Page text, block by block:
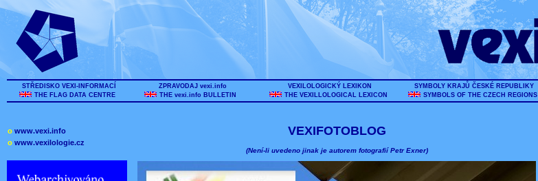
STŘEDISKO VEXI-INFORMACÍ
THE FLAG DATA CENTRE
ZPRAVODAJ vexi.info
THE vexi.info BULLETIN
VEXILOLOGICKÝ LEXIKON
THE VEXILLOLOGICAL LEXICON
SYMBOLY KRAJŮ ČESKÉ REPUBLIKY
SYMBOLS OF THE CZECH REGIONS
o www.vexi.info
o www.vexilologie.cz
VEXIFOTOBLOG
(Není-li uvedeno jinak je autorem fotografií Petr Exner)